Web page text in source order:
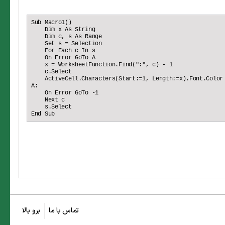
Sub Macro1()
    Dim x As String
    Dim c, s As Range
    Set s = Selection
    For Each c In s
    On Error GoTo A
    x = WorksheetFunction.Find(":", c) - 1
    c.Select
ActiveCell.Characters(Start:=1, Length:=x).Font.Color
A:
    On Error GoTo -1
    Next c
    s.Select
End Sub
تماس با ما برو بالا